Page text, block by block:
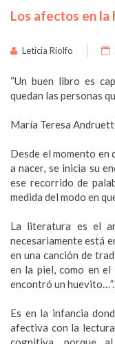
Los afectos en
Leticia Riolfo
“Un buen libro es
quedan las personas
María Teresa
Desde el momento en
a nacer, se inicia su
ese recorrido de
medida del modo en
La literatura es el
necesariamente está
en una canción de
en la piel, como en
encontró un huevito…”.
Es en la infancia
afectiva con la